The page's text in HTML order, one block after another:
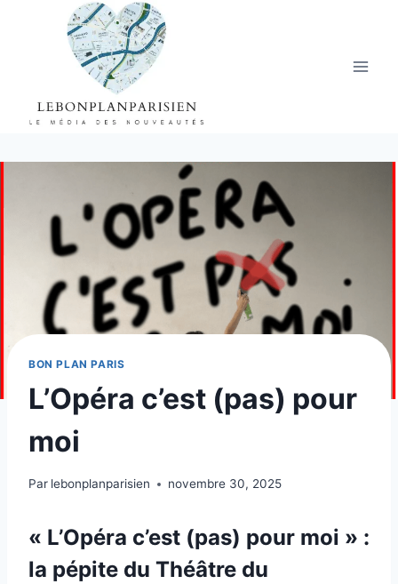
BON PLAN PARIS
L’Opéra c’est (pas) pour
moi
Par lebonplanparisien novembre 30, 2025
« L’Opéra c’est (pas) pour moi » :
la pépite du Théâtre du